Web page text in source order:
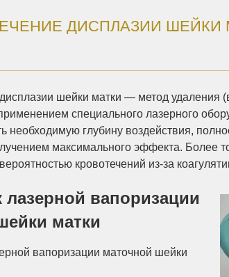
ДИСПЛАЗИИ ШЕЙКИ
шейки матки — метод удаления
специального лазерного
необходимую глубину воздействия,
максимального эффекта. Более
кровотечений из-за
лазерной вапоризации
матки
вапоризации маточной шейки